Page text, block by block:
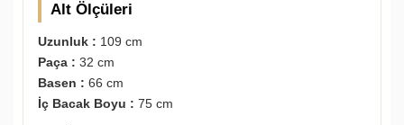
Alt Ölçüleri
Uzunluk : 109 cm
Paça : 32 cm
Basen : 66 cm
İç Bacak Boyu : 75 cm